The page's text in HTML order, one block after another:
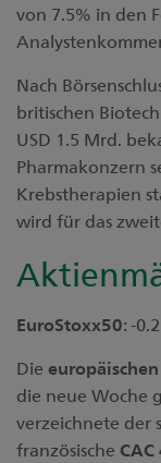
von 7.5% in den
Nach
britischen
USD 1.5 Mrd.
Pharmakonzern
Krebstherapien
wird für das
EuroStoxx50: -
Die
die neue Woche
verzeichnete der
französische CAC